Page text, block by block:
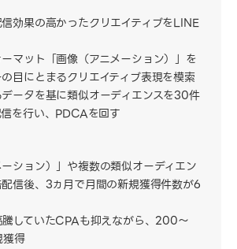
効果の高かったクリエイティブをLINE
マット「画像（アニメーション）」を
目にとまるクリエイティブ表現を模索
ータを基に類似オーディエンスを30件
を行い、PDCAを回す
ーション）」や複数の類似オーディエン
信後、3ヵ月で月間の新規獲得件数が6
していたCPAも抑えながら、200〜
得